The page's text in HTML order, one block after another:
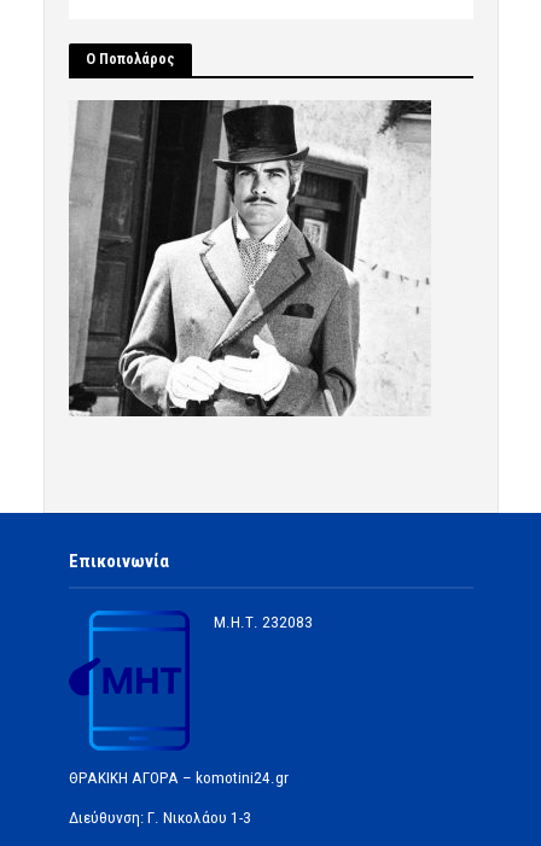
Ο Ποπολάρος
Επικοινωνία
Μ.Η.Τ. 232083
ΘΡΑΚΙΚΗ ΑΓΟΡΑ – komotini24.gr
Διεύθυνση: Γ. Νικολάου 1-3